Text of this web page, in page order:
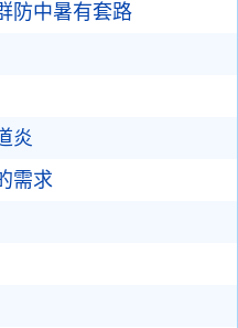
防中暑有套路
炎
需求